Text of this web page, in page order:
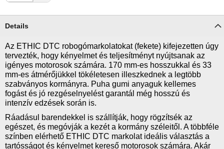
Details
Az ETHIC DTC robogómarkolatokat (fekete) kifejezetten úgy
tervezték, hogy kényelmet és teljesítményt nyújtsanak az
igényes motorosok számára. 170 mm-es hosszukkal és 33
mm-es átmérőjükkel tökéletesen illeszkednek a legtöbb
szabványos kormányra. Puha gumi anyaguk kellemes
fogást és jó rezgéselnyelést garantál még hosszú és
intenzív edzések során is.
Ráadásul barendekkel is szállítják, hogy rögzítsék az
egészet, és megóvják a kezét a kormány széleitől. A többféle
színben elérhető ETHIC DTC markolat ideális választás a
tartósságot és kényelmet kereső motorosok számára. Akár